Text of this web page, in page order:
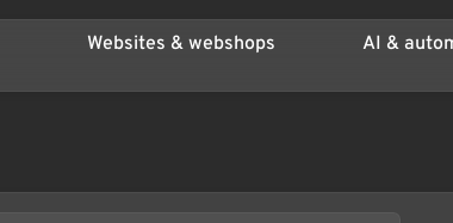
Websites & webshops AI &